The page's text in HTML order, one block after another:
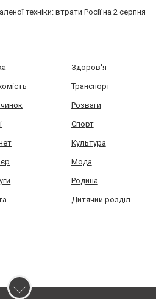
техніки: втрати Росії на 2 серпня
Здоров'я
Транспорт
Розваги
Спорт
Культура
Мода
Родина
Дитячий розділ